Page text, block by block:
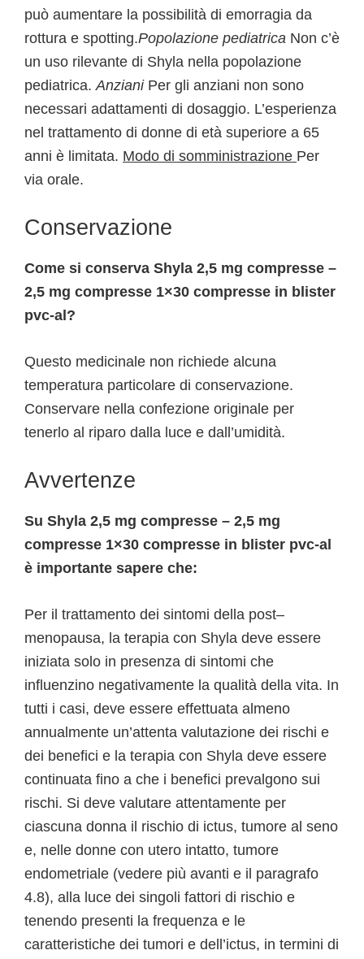
può aumentare la possibilità di emorragia da
rottura e spotting.Popolazione pediatrica Non c’è
un uso rilevante di Shyla nella popolazione
pediatrica.AnzianiPer gli anziani non sono
necessari adattamenti di dosaggio. L’esperienza
nel trattamento di donne di età superiore a 65
anni è limitata. Modo di somministrazione Per
via orale.
Conservazione
Come si conserva Shyla 2,5 mg compresse –
2,5 mg compresse 1×30 compresse in blister
pvc-al?
Questo medicinale non richiede alcuna
temperatura particolare di conservazione.
Conservare nella confezione originale per
tenerlo al riparo dalla luce e dall’umidità.
Avvertenze
Su Shyla 2,5 mg compresse – 2,5 mg
compresse 1×30 compresse in blister pvc-al
è importante sapere che:
Per il trattamento dei sintomi della post–
menopausa, la terapia con Shyla deve essere
iniziata solo in presenza di sintomi che
influenzino negativamente la qualità della vita. In
tutti i casi, deve essere effettuata almeno
annualmente un’attenta valutazione dei rischi e
dei benefici e la terapia con Shyla deve essere
continuata fino a che i benefici prevalgono sui
rischi. Si deve valutare attentamente per
ciascuna donna il rischio di ictus, tumore al seno
e, nelle donne con utero intatto, tumore
endometriale (vedere più avanti e il paragrafo
4.8), alla luce dei singoli fattori di rischio e
tenendo presenti la frequenza e le
caratteristiche dei tumori e dell’ictus, in termini di